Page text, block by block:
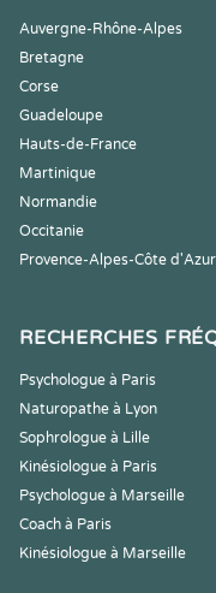
Auvergne-Rhône-Alpes
Bretagne
Corse
Guadeloupe
Hauts-de-France
Martinique
Normandie
Occitanie
Provence-Alpes-Côte d'Azur
RECHERCHES
Psychologue à Paris
Naturopathe à Lyon
Sophrologue à Lille
Kinésiologue à Paris
Psychologue à Marseille
Coach à Paris
Kinésiologue à Marseille